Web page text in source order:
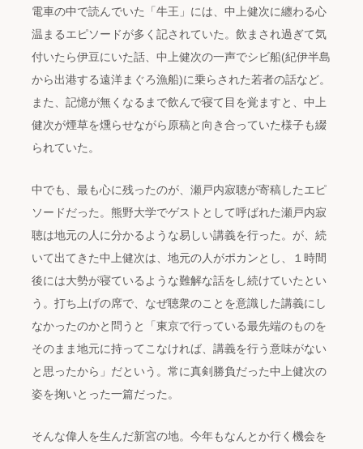
電車の中で読んでいた「牛王」には、中上健次に纏わる心
温まるエピソードが多く記されていた。飲まされ過ぎて気
付いたら伊豆にいた話、中上健次の一声でシビ船(紀伊半島
から出港する遠洋まぐろ漁船)に乗らされた若者の話など。
また、記憶が無くなるまで飲んで寝て目を覚ますと、中上
健次が煙草を燻らせながら原稿と向き合っていた様子も綴
られていた。
中でも、最も心に残ったのが、瀬戸内寂聴が寄稿したエピ
ソードだった。熊野大学でゲストとして呼ばれた瀬戸内寂
聴は地元の人に分かるような易しい講義を行った。が、続
いて出てきた中上健次は、地元の人がポカンとし、１時間
後には大勢が寝ているような難解な話をし続けていたとい
う。打ち上げの席で、なぜ聴衆のことを意識した講義にし
なかったのかと問うと「東京で行っている最先端のものを
そのまま地元に持ってこなければ、講義を行う意味がない
と思ったから」だという。常に真剣勝負だった中上健次の
姿を掬いとった一篇だった。
そんな偉人を生んだ新宮の地。今年もなんとか行く機会を